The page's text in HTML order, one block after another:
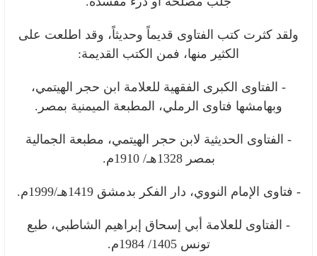
ولقد كثرت كتب الفتاوى قديماً وحديثاً، وقد اطلعت على
الكثير منها، فمن الكتب القديمة:
- الفتاوى الكبرى الفقهية للعلامة ابن حجر الهيتمي،
وبهامشها فتاوى الرملي، المطبعة الميمنية بمصر.
- الفتاوى الحديثية لابن حجر الهيتمي، مطبعة الجمالية
بمصر 1328هـ/ 1910م.
- فتاوى الإمام النووي، دار الفكر بدمشق 1419هـ/1999م.
- الفتاوى للعلامة أبي إسحاق إبراهيم الشاطبي، طبع
تونس 1405/ 1984م.